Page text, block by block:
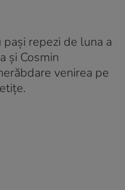
pași repezi de luna a
și Cosmin
venirea pe